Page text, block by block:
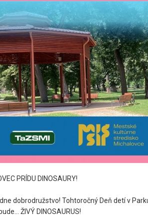
PRÍDU DINOSAURY!
dobrodružstvo! Tohtoročný Deň detí v
ŽIVÝ DINOSAURUS!